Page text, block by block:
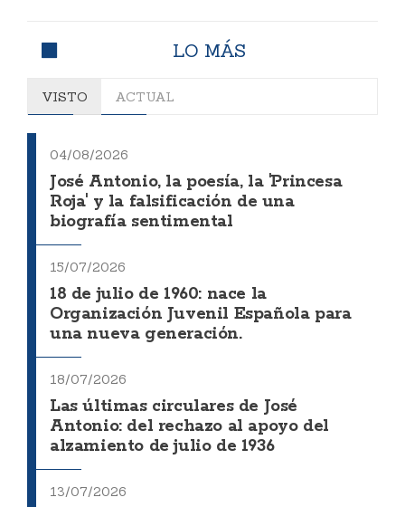
LO MÁS
VISTO ACTUAL
04/08/2026
José Antonio, la poesía, la 'Princesa
Roja' y la falsificación de una
biografía sentimental
15/07/2026
18 de julio de 1960: nace la
Organización Juvenil Española para
una nueva generación.
18/07/2026
Las últimas circulares de José
Antonio: del rechazo al apoyo del
alzamiento de julio de 1936
13/07/2026